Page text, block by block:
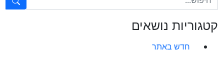
קטגוריות נושאים
חדש באתר